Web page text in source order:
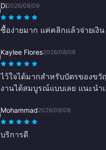
Di2026/08/09
ซื้อง่ายมาก แค่คลิกแล้วจ่ายเงิ
Kaylee Flores2026/08/08
ไว้ใจได้มากสำหรับบัตรของข
งานได้สมบูรณ์แบบเลย แนะนำเ
Mohammad2026/08/08
บริการดี